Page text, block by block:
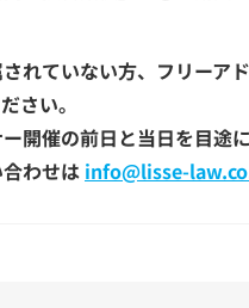
れていない方、フリーア
さい。
開催の前日と当日を目途に
わせは info@lisse-